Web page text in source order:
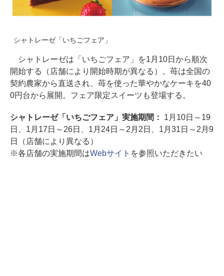
シャトレーゼ「いちごフェア」
シャトレーゼは「いちごフェア」を1月10日から順次
開始する（店舗により開始時期が異なる）。苺は全国の
契約農家から直送され、苺を使った華やかなケーキを40
0円台から展開。フェア限定スイーツも登場する。
シャトレーゼ「いちごフェア」実施期間： 1月10日～19
日、1月17日～26日、1月24日～2月2日、1月31日～2月9
日（店舗により異なる）
※各店舗の実施期間はWebサイト を参照いただきたい